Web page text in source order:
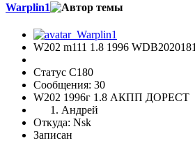
Warplin1
W202 m111 1.8 1996
Статус C180
Сообщения: 30
W202 1996г 1.8 АКПП ДОРЕСТ
Андрей
Откуда: Nsk
Записан